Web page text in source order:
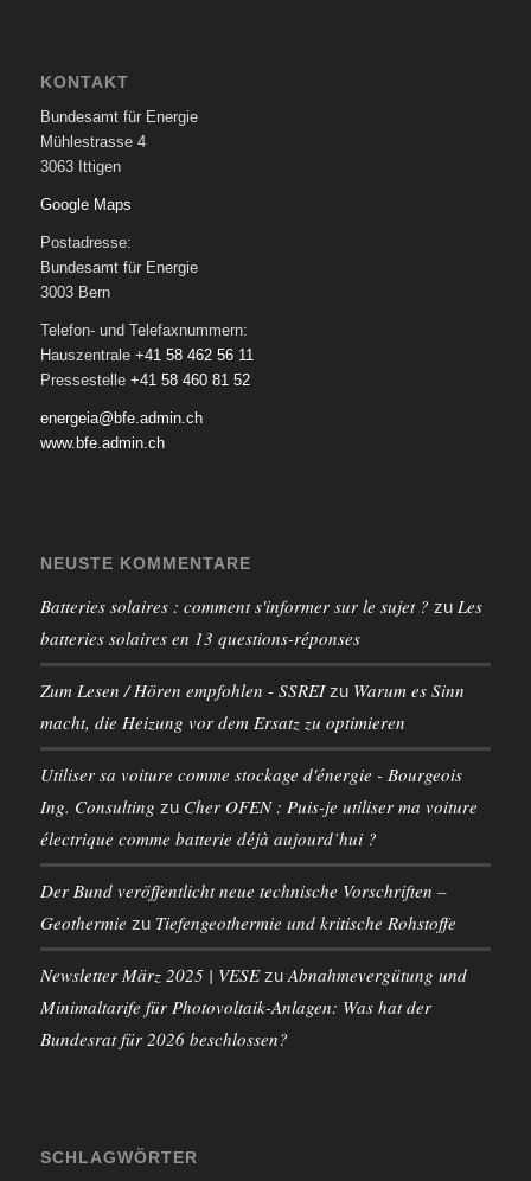
KONTAKT
Bundesamt für Energie
Mühlestrasse 4
3063 Ittigen
Google Maps
Postadresse:
Bundesamt für Energie
3003 Bern
Telefon- und Telefaxnummern:
Hauszentrale +41 58 462 56 11
Pressestelle +41 58 460 81 52
energeia@bfe.admin.ch
www.bfe.admin.ch
NEUSTE KOMMENTARE
Batteries solaires : comment s'informer sur le sujet ? zu Les
batteries solaires en 13 questions-réponses
Zum Lesen / Hören empfohlen - SSREIzu Warum es Sinn
macht, die Heizung vor dem Ersatz zu optimieren
Utiliser sa voiture comme stockage d'énergie - Bourgeois
Ing. Consulting zu Cher OFEN : Puis-je utiliser ma voiture
électrique comme batterie déjà aujourd’hui ?
Der Bund veröffentlicht neue technische Vorschriften –
Geothermie zu Tiefengeothermie und kritische Rohstoffe
Newsletter März 2025 | VESEzu Abnahmevergütung und
Minimaltarife für Photovoltaik-Anlagen: Was hat der
Bundesrat für 2026 beschlossen?
SCHLAGWÖRTER